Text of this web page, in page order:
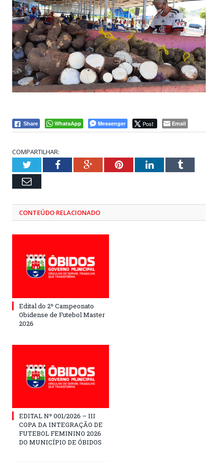
Share WhatsApp Messenger Post Email
COMPARTILHAR:
TwitterFacebookGoogle+PinterestLinkedInTumblr
Email
CONTEÚDO RELACIONADO
Edital do 2º Campeonato
Obidense de Futebol Master
2026
EDITAL Nº 001/2026 – III
COPA DA INTEGRAÇÃO DE
FUTEBOL FEMININO 2026
DO MUNICÍPIO DE ÓBIDOS